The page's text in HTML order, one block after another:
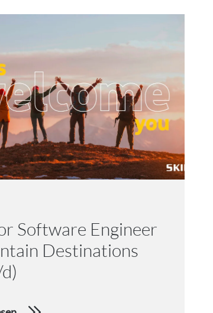
Software Engineer
Destinations